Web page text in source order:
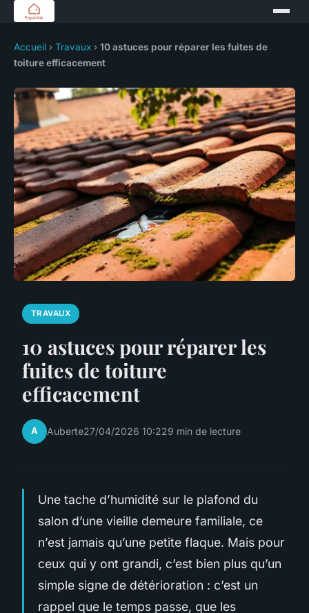
Accueil › Travaux › 10 astuces pour réparer les fuites de
toiture efficacement
TRAVAUX
10 astuces pour réparer les
fuites de toiture
efficacement
A Auberte27/04/2026 10:229 min de lecture
Une tache d’humidité sur le plafond du
salon d’une vieille demeure familiale, ce
n’est jamais qu’une petite flaque. Mais pour
ceux qui y ont grandi, c’est bien plus qu’un
simple signe de détérioration : c’est un
rappel que le temps passe, que les